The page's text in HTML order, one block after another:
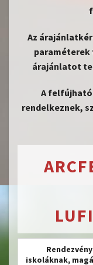
Az
paraméterek
árajánlatot
A felfújható
rendelkeznek,
iskoláknak,